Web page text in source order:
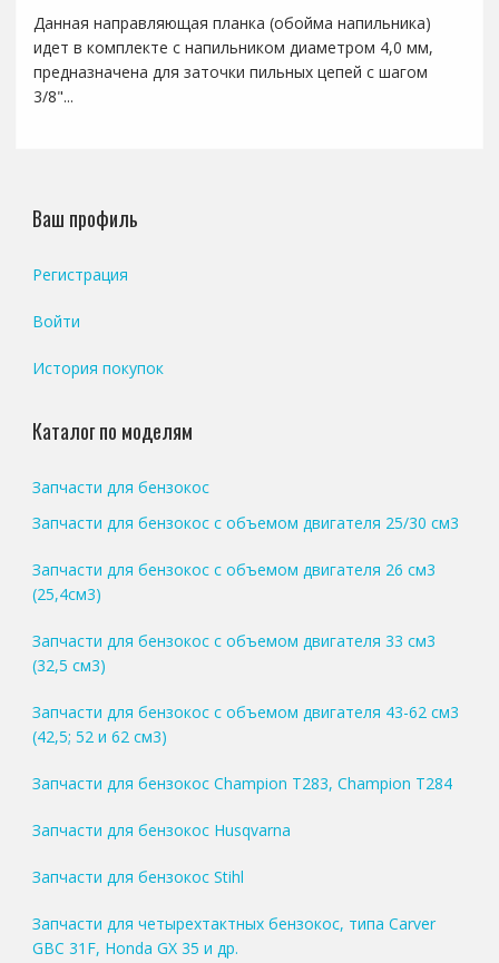
Данная направляющая планка (обойма напильника)
идет в комплекте с напильником диаметром 4,0 мм,
предназначена для заточки пильных цепей с шагом
3/8"...
Ваш профиль
Регистрация
Войти
История покупок
Каталог по моделям
Запчасти для бензокос
Запчасти для бензокос с объемом двигателя 25/30 см3
Запчасти для бензокос с объемом двигателя 26 см3
(25,4см3)
Запчасти для бензокос с объемом двигателя 33 см3
(32,5 см3)
Запчасти для бензокос с объемом двигателя 43-62 см3
(42,5; 52 и 62 см3)
Запчасти для бензокос Champion T283, Champion T284
Запчасти для бензокос Husqvarna
Запчасти для бензокос Stihl
Запчасти для четырехтактных бензокос, типа Carver
GBC 31F, Honda GX 35 и др.